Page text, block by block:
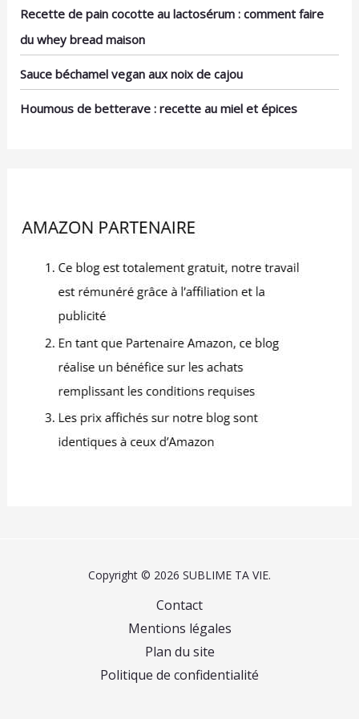
couleurs et strates de
visuel. Les couvercles
fermeture hermétique :
impeccable. [60 Mini-
set comprend 60 mini-
cuillères qui le rendent
parfait : savourez
chercher de couverts
supplémentaires. Usage
universel pour puddings,
parfaits, salades de
fruits, dips ou petites
fêtes, anniversaires,
intelligemment (gain de
place dans les placards !)
les déplacements - sac à
dos, panier pique-nique
ou valise traiteur inclus.
Recette de pain cocotte au lactosérum : comment faire
du whey bread maison
Sauce béchamel vegan aux noix de cajou
Houmous de betterave : recette au miel et épices
Copyright © 2026 SUBLIME TA VIE.
Contact
Mentions légales
Plan du site
Politique de confidentialité